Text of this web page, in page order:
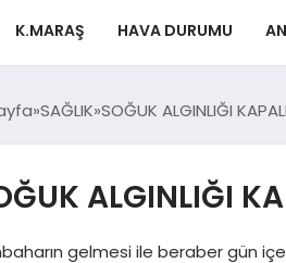
K.MARAŞ HAVA DURUMU
SAĞLIK SOĞUK ALGINLIĞI
ALGINLIĞI
gelmesi ile beraber gün